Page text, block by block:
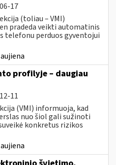
17
(toliau – VMI)
pradeda veikti automatinis
telefonu perduos gyventojui
profilyje – daugiau
11
(VMI) informuoja, kad
nuo šiol gali sužinoti
konkretus rizikos